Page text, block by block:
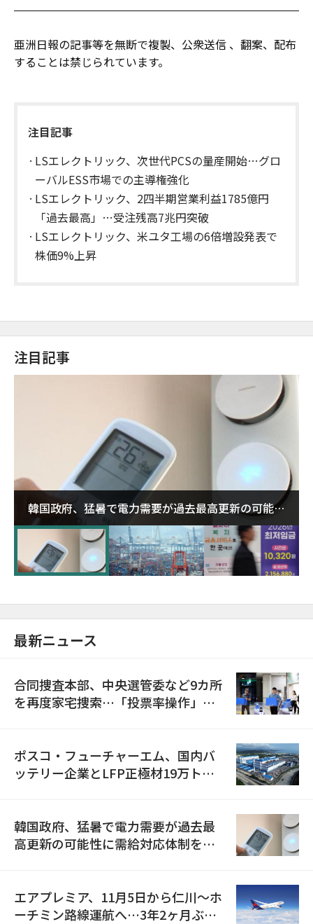
亜洲日報の記事等を無断で複製、公衆送信 、翻案、配布
することは禁じられています。
注目記事
LSエレクトリック、次世代PCSの量産開始…グロ
ーバルESS市場での主導権強化
LSエレクトリック、2四半期営業利益1785億円
「過去最高」…受注残高7兆円突破
LSエレクトリック、米ユタ工場の6倍増設発表で
株価9%上昇
注目記事
韓国政府、猛暑で電力需要が過去最高更新の可能性
に需給対応体制を点検
最新ニュース
合同捜査本部、中央選管委など9カ所
を再度家宅捜索…「投票率操作」の
ポスコ・フューチャーエム、国内バ
ッテリー企業とLFP正極材19万トン
韓国政府、猛暑で電力需要が過去最
高更新の可能性に需給対応体制を点
エアプレミア、11月5日から仁川〜ホ
ーチミン路線運航へ…3年2ヶ月ぶり